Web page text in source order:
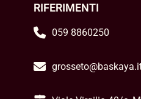
RIFERIMENTI
059 8860250